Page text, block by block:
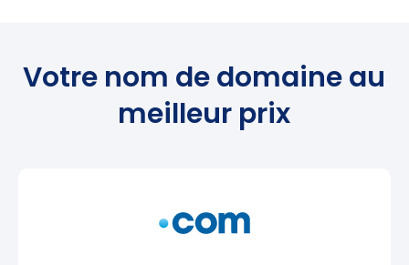
Votre nom de domaine au
meilleur prix